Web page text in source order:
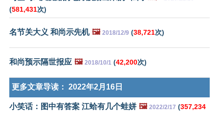
(581,431次)
名节关大义 和尚示先机 🖼️ 2018/12/9 (38,721次)
和尚预示隔世报应 🖼️ 2018/10/1 (42,200次)
更多文章导读： 2022年2月16日
小笑话：图中有答案 江蛤有几个蛙姘 🖼️ 2022/2/17 (357,234